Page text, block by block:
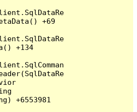
+69
+134
+6553981